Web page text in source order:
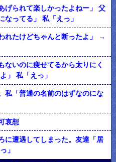
げられて楽しかったよねー」 父
なってる」 私「えっ」
れたけどちゃんと断ったよ」 →
ないのに痩せてるから太りにく
」 私「えっ」
私「普通の名前のはずなのにな
哀想
に遭遇してしまった。友達「居
」